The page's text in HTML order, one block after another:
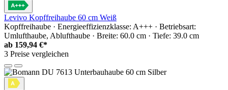
Levivo Kopffreihaube 60 cm Weiß
Kopffreihaube · Energieeffizienzklasse: A+++ · Betriebsart:
Umlufthaube, Ablufthaube · Breite: 60.0 cm · Tiefe: 39.0 cm
ab 159,94 €*
3 Preise vergleichen